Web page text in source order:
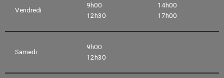
Vendredi
9h00
12h30
14h00
17h00
Samedi
9h00
12h30